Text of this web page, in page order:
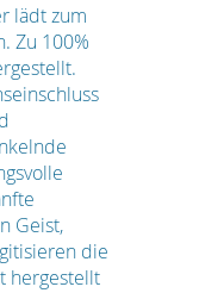
lädt zum
Zu 100%
Geist,
die
hergestellt